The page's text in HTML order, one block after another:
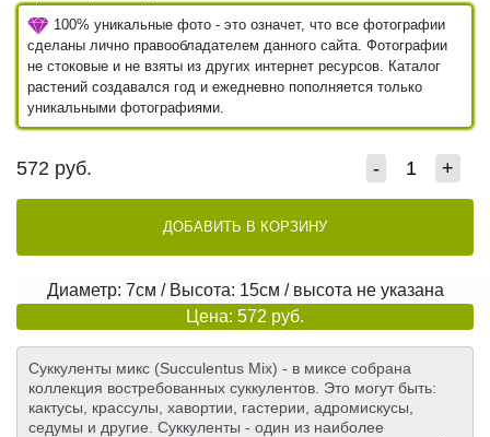
100% уникальные фото - это означет, что все фотографии
сделаны лично правообладателем данного сайта. Фотографии
не стоковые и не взяты из других интернет ресурсов. Каталог
растений создавался год и ежедневно пополняется только
уникальными фотографиями.
572 руб. - +
ДОБАВИТЬ В КОРЗИНУ
Диаметр: 7см / Высота: 15см / высота не указана
Цена: 572 руб.
Суккуленты микс (Succulentus Miх) - в миксе собрана
коллекция востребованных суккулентов. Это могут быть:
кактусы, крассулы, хавортии, гастерии, адромискусы,
седумы и другие. Суккуленты - один из наиболее